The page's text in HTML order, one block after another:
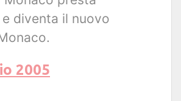
diventa il nuovo
2005